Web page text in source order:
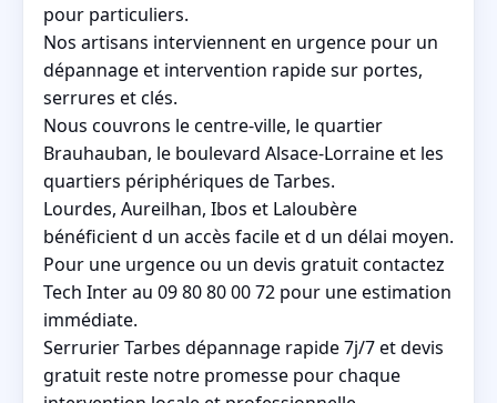
pour particuliers.
Nos artisans interviennent en urgence pour un
dépannage et intervention rapide sur portes,
serrures et clés.
Nous couvrons le centre-ville, le quartier
Brauhauban, le boulevard Alsace-Lorraine et les
quartiers périphériques de Tarbes.
Lourdes, Aureilhan, Ibos et Laloubère
bénéficient d un accès facile et d un délai moyen.
Pour une urgence ou un devis gratuit contactez
Tech Inter au 09 80 80 00 72 pour une estimation
immédiate.
Serrurier Tarbes dépannage rapide 7j/7 et devis
gratuit reste notre promesse pour chaque